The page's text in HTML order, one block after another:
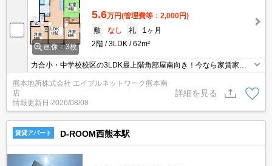
画像：3枚
5.6万円(管理費等：2,000円)
敷
なし 礼
1ヶ月
2階
3LDK 62m²
力合小・中学校校区の3LDK最上階角部屋南向き！今なら家賃家賃1
目確保可能☆エアコン、ＴＶモニターホン、温水洗浄便座付き☆
熊本地所株式会社 エイブルネットワーク熊本南
店
情報更新日 2026/08/08
詳細を見る
賃貸アパート D-ROOM西熊本駅